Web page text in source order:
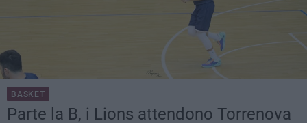
BASKET
Parte la B, i Lions attendono Torrenova